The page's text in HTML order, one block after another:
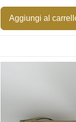
Aggiungi al